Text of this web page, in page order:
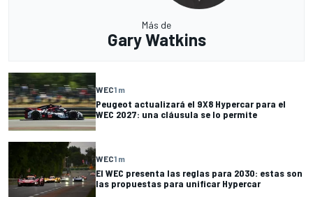
Más de
Gary Watkins
WEC1 m
Peugeot actualizará el 9X8 Hypercar para el
WEC 2027: una cláusula se lo permite
WEC1 m
El WEC presenta las reglas para 2030: estas son
las propuestas para unificar Hypercar